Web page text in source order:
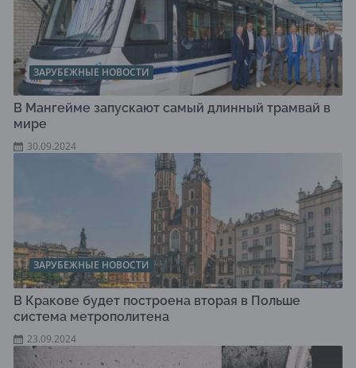
ЗАРУБЕЖНЫЕ НОВОСТИ
В Мангейме запускают самый длинный трамвай в
мире
30.09.2024
ЗАРУБЕЖНЫЕ НОВОСТИ
В Кракове будет построена вторая в Польше
система метрополитена
23.09.2024